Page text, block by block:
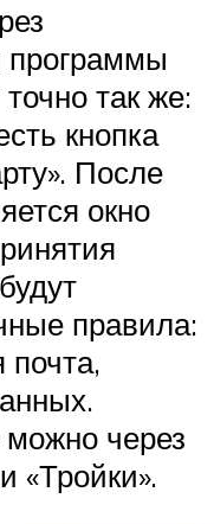
так же:
кнопка
После
окно
правила:
почта,
через
«Тройки».